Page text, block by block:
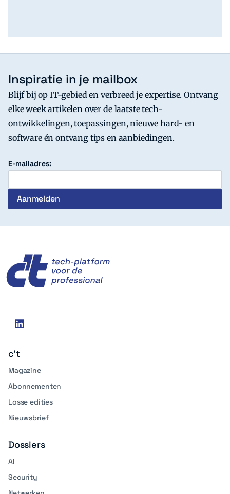
Inspiratie in je mailbox
Blijf bij op IT-gebied en verbreed je expertise. Ontvang
elke week artikelen over de laatste tech-
ontwikkelingen, toepassingen, nieuwe hard- en
software én ontvang tips en aanbiedingen.
E-mailadres:
Social
linkedin
c't
Magazine
Abonnementen
Losse edities
Nieuwsbrief
Dossiers
AI
Security